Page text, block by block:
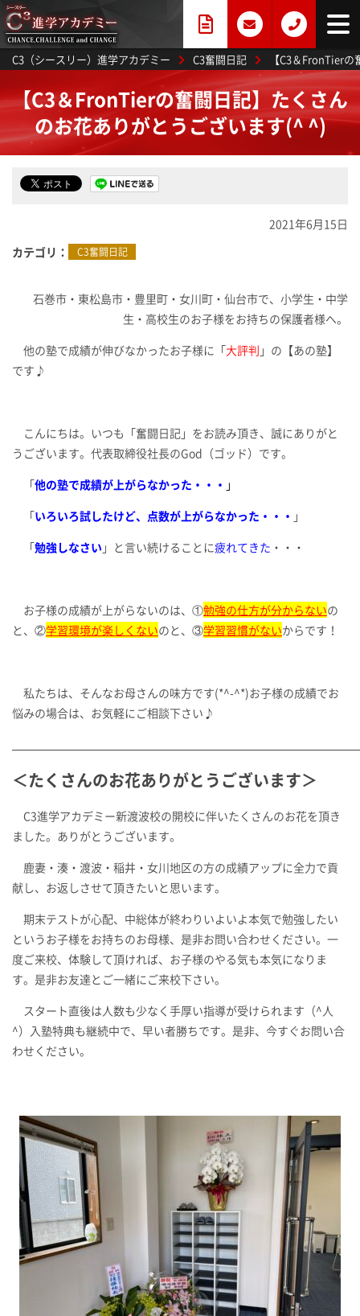
C3（シースリー）進学アカデミー C3奮闘日記 【C3＆FronTier
【C3＆FronTierの奮闘日記】たくさん
のお花ありがとうございます(^ ^)
2021年6月15日
カテゴリ
C3奮闘日記
石巻市・東松島市・豊里町・女川町・仙台市で、小学生・中学
生・高校生のお子様をお持ちの保護者様へ。
他の塾で成績が伸びなかったお子様に「大評判 」の【あの塾】
です♪
こんにちは。いつも「奮闘日記」をお読み頂き、誠にありがと
うございます。代表取締役社長のGod（ゴッド）です。
「他の塾で成績が上がらなかった・・・ 」
「いろいろ試したけど、点数が上がらなかった・・・ 」
「勉強しなさい 」と言い続けることに疲れてきた ・・・
お子様の成績が上がらないのは、①勉強の仕方が分からないの
と、②学習環境が楽しくないのと、③学習習慣がないからです！
私たちは、そんなお母さんの味方です(*^-^*)お子様の成績でお
悩みの場合は、お気軽にご相談下さい♪
＜たくさんのお花ありがとうございます＞
C3進学アカデミー新渡波校の開校に伴いたくさんのお花を頂き
ました。ありがとうございます。
鹿妻・湊・渡波・稲井・女川地区の方の成績アップに全力で貢
献し、お返しさせて頂きたいと思います。
期末テストが心配、中総体が終わりいよいよ本気で勉強したい
というお子様をお持ちのお母様、是非お問い合わせください。一
度ご来校、体験して頂ければ、お子様のやる気も本気になりま
す。是非お友達とご一緒にご来校下さい。
スタート直後は人数も少なく手厚い指導が受けられます（^人
^）入塾特典も継続中で、早い者勝ちです。是非、今すぐお問い合
わせください。